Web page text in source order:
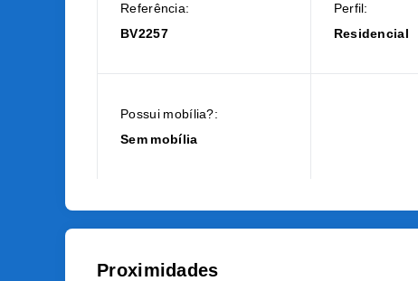
Referência:
BV2257
Perfil:
Residencial
Possui mobília?:
Sem mobília
Proximidades